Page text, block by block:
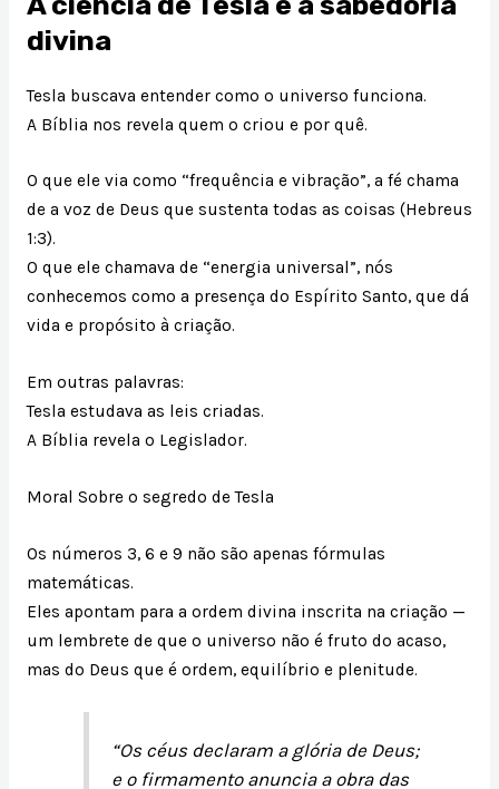
divina
Tesla buscava entender como o universo funciona.
A Bíblia nos revela quem o criou e por quê.
O que ele via como “frequência e vibração”, a fé chama
de a voz de Deus que sustenta todas as coisas (Hebreus
1:3).
O que ele chamava de “energia universal”, nós
conhecemos como a presença do Espírito Santo, que dá
vida e propósito à criação.
Em outras palavras:
Tesla estudava as leis criadas.
A Bíblia revela o Legislador.
Moral Sobre o segredo de Tesla
Os números 3, 6 e 9 não são apenas fórmulas
matemáticas.
Eles apontam para a ordem divina inscrita na criação —
um lembrete de que o universo não é fruto do acaso,
mas do Deus que é ordem, equilíbrio e plenitude.
“Os céus declaram a glória de Deus;
e o firmamento anuncia a obra das